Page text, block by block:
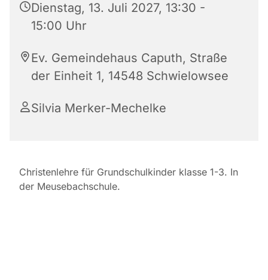
Dienstag, 13. Juli 2027, 13:30 -
15:00 Uhr
Ev. Gemeindehaus Caputh, Straße
der Einheit 1, 14548 Schwielowsee
Silvia Merker-Mechelke
Christenlehre für Grundschulkinder klasse 1-3. In
der Meusebachschule.